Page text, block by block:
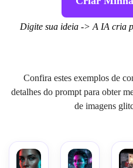
Digite sua ideia -> A IA cria
Confira estes exemplos de
detalhes do prompt para obter
de imagens